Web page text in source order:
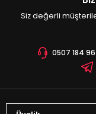
Siz değerli
0507 184